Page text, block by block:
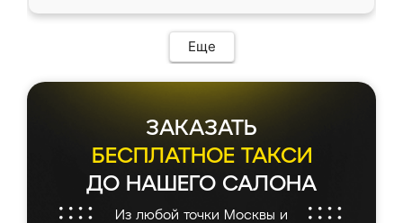
мебель сразу встала на свое место без
каких-либо доработок. Качеством осталась
довольна, все выглядит так, как и ожидала.
Еще
ЗАКАЗАТЬ
БЕСПЛАТНОЕ ТАКСИ
ДО НАШЕГО САЛОНА
Из любой точки Москвы и